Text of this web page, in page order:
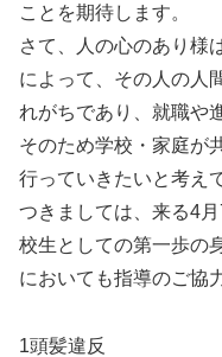
ことを期待します。
さて、人の心のあり様
によって、その人の人
れがちであり、就職や
そのため学校・家庭が
行っていきたいと考え
つきましては、来る4
校生としての第一歩の
においても指導のご協
1頭髪違反